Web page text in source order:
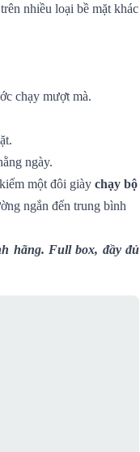
nhiều loại bề mặt khác
chạy mượt mà.
ngày.
một đôi giày chạy bộ
ngắn đến trung bình
hãng. Full box, đầy đủ